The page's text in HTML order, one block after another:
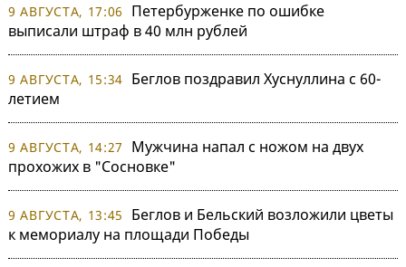
9 АВГУСТА, 17:06
Петербурженке по ошибке
выписали штраф в 40 млн рублей
9 АВГУСТА, 15:34 Беглов поздравил Хуснуллина с 60-
летием
9 АВГУСТА, 14:27
Мужчина напал с ножом на двух
прохожих в "Сосновке"
9 АВГУСТА, 13:45
Беглов и Бельский возложили цветы
к мемориалу на площади Победы